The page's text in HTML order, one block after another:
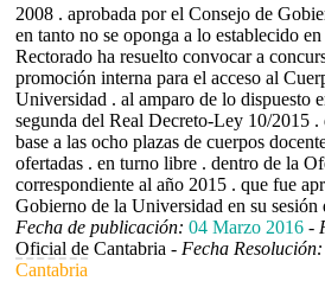
2008 . aprobada por el Consejo de
en tanto no se oponga a lo establecido
Rectorado ha resuelto convocar a
promoción interna para el acceso al
Universidad . al amparo de lo dispuesto
segunda del Real Decreto-Ley 10/2015 .
base a las ocho plazas de cuerpos
ofertadas . en turno libre . dentro de la
correspondiente al año 2015 . que fue
Gobierno de la Universidad en su
Fecha de publicación: 04 Marzo 2016 -
Oficial de Cantabria - Fecha Resolución:
Cantabria